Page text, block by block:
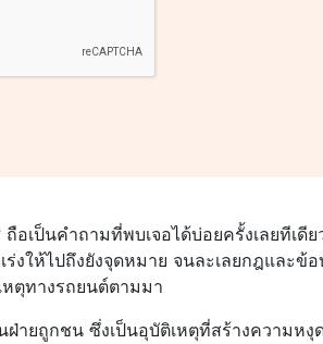
อเป็นคำถามที่พบเจอได้บ่อยครั้งเลยทีเดี
งให้ไปถึงยังจุดหมาย จนละเลยกฎและข้
หตุทางรถยนต์ตามมา
ฝ่ายถูกชน ซึ่งเป็นอุบัติเหตุที่สร้างความหงุ